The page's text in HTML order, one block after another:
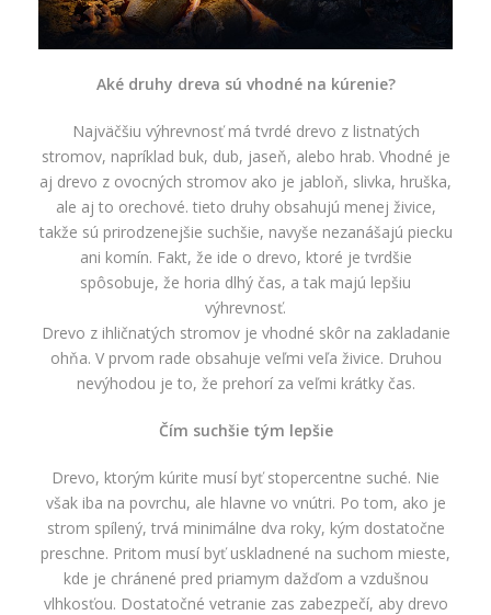
Aké druhy dreva sú vhodné na kúrenie?
Najväčšiu výhrevnosť má tvrdé drevo z listnatých
stromov, napríklad buk, dub, jaseň, alebo hrab. Vhodné je
aj drevo z ovocných stromov ako je jabloň, slivka, hruška,
ale aj to orechové. tieto druhy obsahujú menej živice,
takže sú prirodzenejšie suchšie, navyše nezanášajú piecku
ani komín. Fakt, že ide o drevo, ktoré je tvrdšie
spôsobuje, že horia dlhý čas, a tak majú lepšiu
výhrevnosť.
Drevo z ihličnatých stromov je vhodné skôr na zakladanie
ohňa. V prvom rade obsahuje veľmi veľa živice. Druhou
nevýhodou je to, že prehorí za veľmi krátky čas.
Čím suchšie tým lepšie
Drevo, ktorým kúrite musí byť stopercentne suché. Nie
však iba na povrchu, ale hlavne vo vnútri. Po tom, ako je
strom spílený, trvá minimálne dva roky, kým dostatočne
preschne. Pritom musí byť uskladnené na suchom mieste,
kde je chránené pred priamym dažďom a vzdušnou
vlhkosťou. Dostatočné vetranie zas zabezpečí, aby drevo